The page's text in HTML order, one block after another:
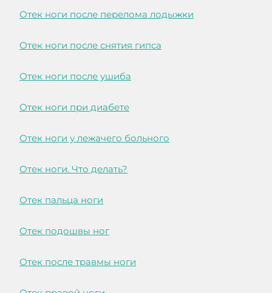
Отек ноги после перелома лодыжки
Отек ноги после снятия гипса
Отек ноги после ушиба
Отек ноги при диабете
Отек ноги у лежачего больного
Отек ноги. Что делать?
Отек пальца ноги
Отек подошвы ног
Отек после травмы ноги